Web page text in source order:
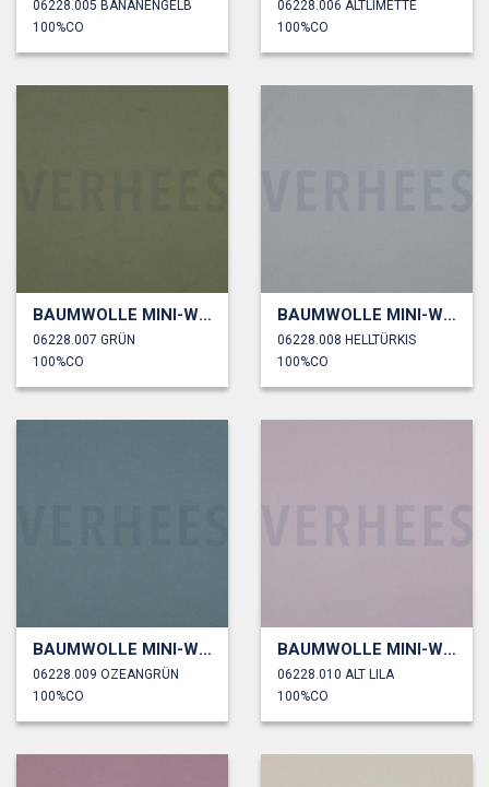
06228.005 BANANENGELB
100%CO
06228.006 ALTLIMETTE
100%CO
BAUMWOLLE MINI-WAFFELPIQUÉ
06228.007 GRÜN
100%CO
BAUMWOLLE MINI-WAFFELPIQUÉ
06228.008 HELLTÜRKIS
100%CO
BAUMWOLLE MINI-WAFFELPIQUÉ
06228.009 OZEANGRÜN
100%CO
BAUMWOLLE MINI-WAFFELPIQUÉ
06228.010 ALT LILA
100%CO